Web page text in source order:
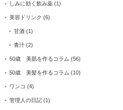
しみに効く飲み薬 (1)
美容ドリンク (6)
甘酒 (1)
青汁 (2)
50歳 美肌を作るコラム (56)
50歳 美髪を作るコラム (10)
ワンコ (4)
管理人の日記 (1)